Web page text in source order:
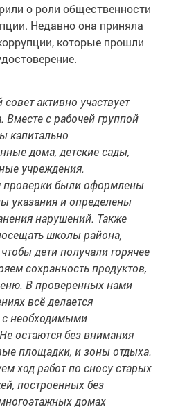
о роли общественности
Недавно она приняла
которые прошли
активно участвует
Вместе с рабочей группой
капитально
дома, детские сады,
учреждения.
проверки были оформлены
указания и определены
нарушений. Также
школы района,
дети получали горячее
сохранность продуктов,
В проверенных нами
всё делается
с необходимыми
остаются без внимания
площадки, и зоны отдыха.
ход работ по сносу старых
построенных без
домах